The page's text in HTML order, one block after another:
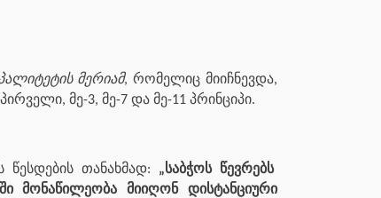
მერიამ, რომელიც მიიჩნევდა,
მე-3, მე-7 და მე-11 პრინციპი.
წესდების თანახმად: „საბჭოს წევრებს
მონაწილეობა მიიღონ დისტანციური